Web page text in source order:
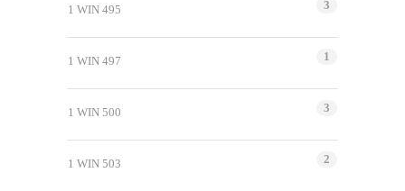
1 WIN 495 3
1 WIN 497 1
1 WIN 500 3
1 WIN 503 2